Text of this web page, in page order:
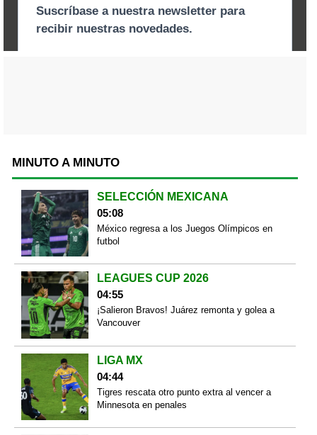
MINUTO A MINUTO
SELECCIÓN MEXICANA
05:08
México regresa a los Juegos Olímpicos en
futbol
LEAGUES CUP 2026
04:55
¡Salieron Bravos! Juárez remonta y golea a
Vancouver
LIGA MX
04:44
Tigres rescata otro punto extra al vencer a
Minnesota en penales